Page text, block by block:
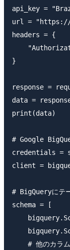
api_key =
url = "https://
headers = {
}
response =
data =
print(data)
# Google
credentials =
client =
# BigQueryにテ
schema = [
# 他のカラ